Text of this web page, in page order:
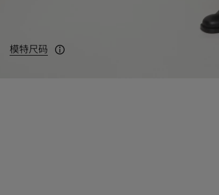
模特尺码
模特身高：180cm，身穿 UK 8 码。